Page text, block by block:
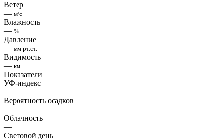
Ветер
— м/с
Влажность
— %
Давление
— мм рт.ст.
Видимость
— км
Показатели
УФ-индекс
—
Вероятность осадков
—
Облачность
—
Световой день